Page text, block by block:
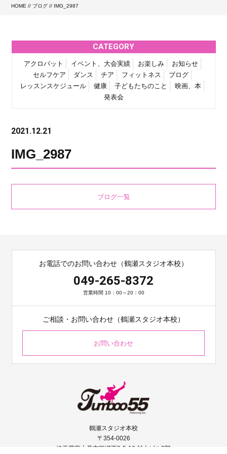
HOME // ブログ // IMG_2987
CATEGORY
アクロバット イベント、大会実績 お楽しみ
お知らせ
セルフケア
ダンス チア フィットネス
ブログ
レッスンスケジュール
健康 子どもたちのこと
映画、本
発表会
2021.12.21
IMG_2987
ブログ一覧
お電話でのお問い合わせ（鶴瀬スタジオ本校）
049-265-8372
営業時間 10：00～20：00
ご相談・お問い合わせ（鶴瀬スタジオ本校）
お問い合わせ
鶴瀬スタジオ本校
〒354-0026
埼玉県富士見市鶴瀬西2-5-10 村上ビル2階